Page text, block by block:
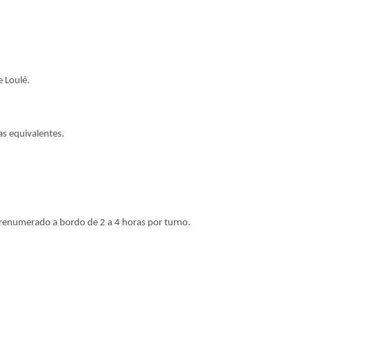
Loulé.
equivalentes.
a bordo de 2 a 4 horas por turno.